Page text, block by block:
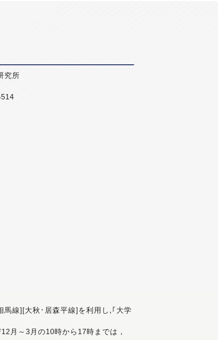
究所
線][大秋･居森平線]を利用し,｢大学
月～3月の10時から17時までは，